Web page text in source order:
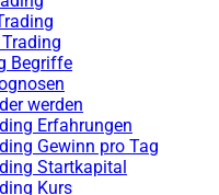
Begriffe
werden
Erfahrungen
Gewinn pro Tag
Startkapital
Kurs